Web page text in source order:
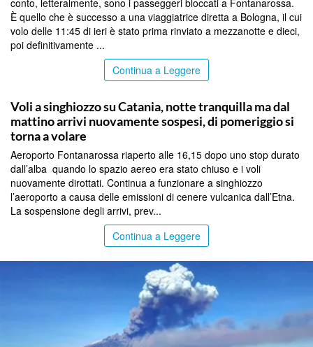
È quello che è successo a una viaggiatrice diretta a Bologna, il cui
volo delle 11:45 di ieri è stato prima rinviato a mezzanotte e dieci,
poi definitivamente ...
Continua a Leggere
Voli a singhiozzo su Catania, notte tranquilla ma dal
mattino arrivi nuovamente sospesi, di pomeriggio si
torna a volare
Aeroporto Fontanarossa riaperto alle 16,15 dopo uno stop durato
dall’alba quando lo spazio aereo era stato chiuso e i voli
nuovamente dirottati. Continua a funzionare a singhiozzo
l’aeroporto a causa delle emissioni di cenere vulcanica dall’Etna.
La sospensione degli arrivi, prev...
Continua a Leggere